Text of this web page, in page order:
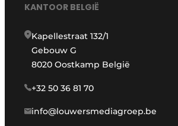
KANTOOR BELGIË
Kapellestraat 132/1
Gebouw G
8020 Oostkamp België
+32 50 36 81 70
info@louwersmediagroep.be